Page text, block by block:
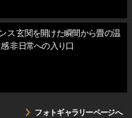
ス 玄関を開けた瞬間から畳の温
非日常への入り口
フォトギャラリーページへ